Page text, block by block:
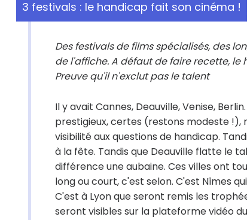
3 festivals : le handicap fait son cinéma !
Des festivals de films spécialisés, des
de l'affiche. A défaut de faire recette,
Preuve qu'il n'exclut pas le talent
Il y avait Cannes, Deauville, Venise,
prestigieux, certes (restons modeste !),
visibilité aux questions de handicap.
à la fête. Tandis que Deauville flatte le
différence une aubaine. Ces villes ont
long ou court, c'est selon. C'est Nîmes
C'est à Lyon que seront remis les
seront visibles sur la plateforme vidéo